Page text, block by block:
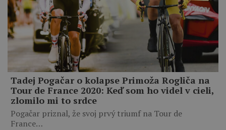
Tadej Pogačar o kolapse Primoža Rogliča na
Tour de France 2020: Keď som ho videl v cieli,
zlomilo mi to srdce
Pogačar priznal, že svoj prvý triumf na Tour de
France…